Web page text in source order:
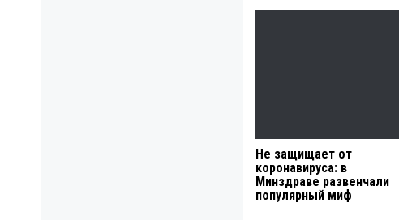
Не защищает от
коронавируса: в
Минздраве развенчали
популярный миф